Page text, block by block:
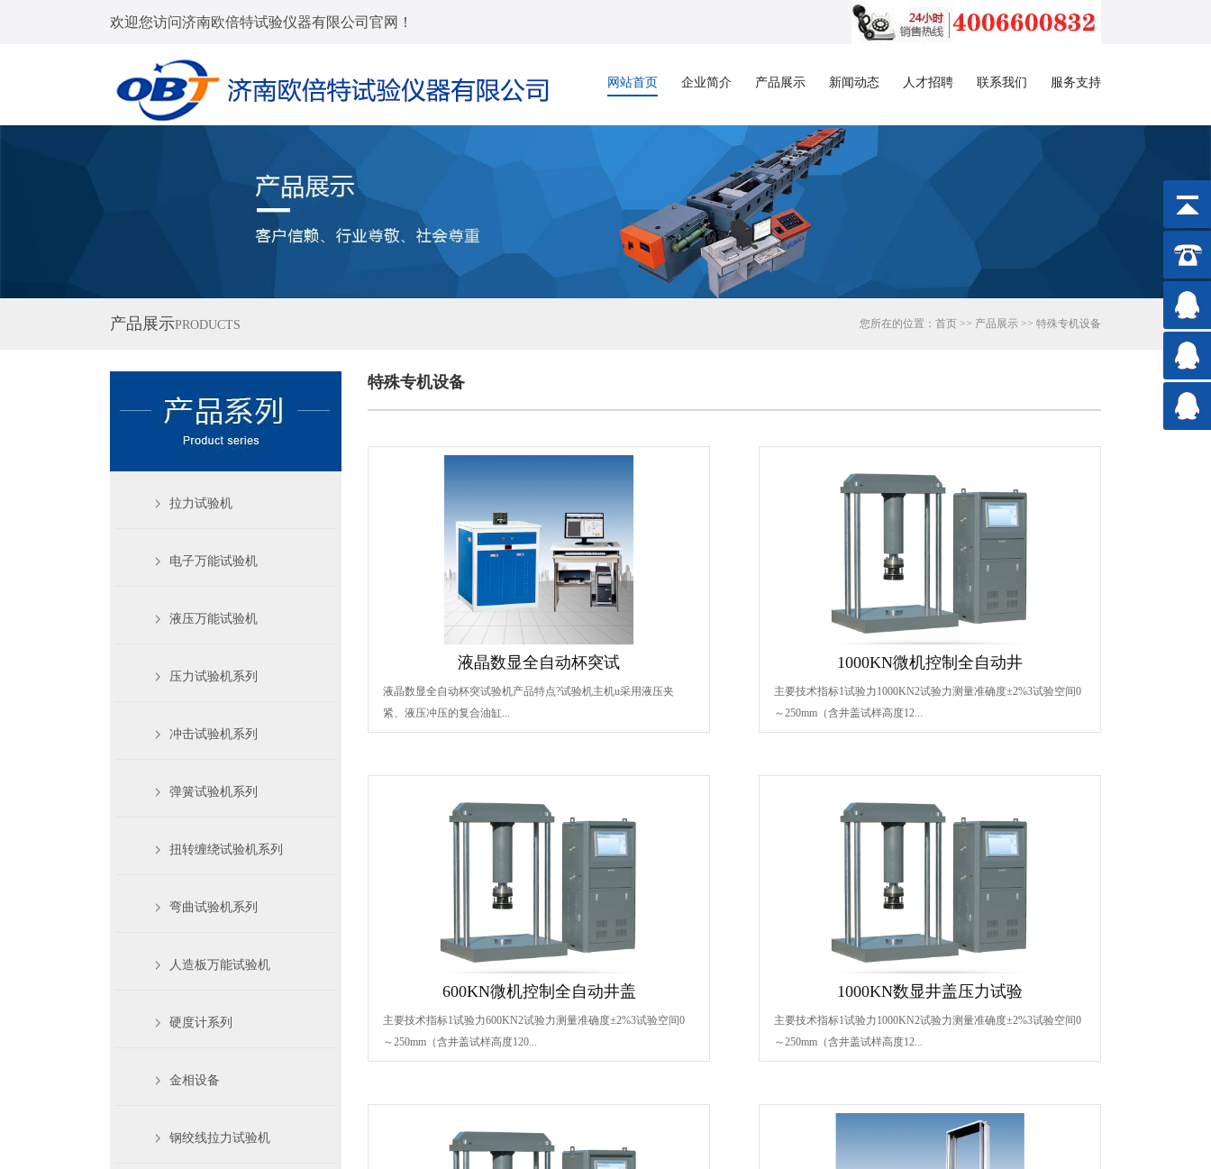
欢迎您访问济南欧倍特试验仪器有限公司官网！
网站首页 企业简介 产品展示 新闻动态 人才招聘 联系我们 服务支持
产品展示PRODUCTS 您所在的位置： 首页 >> 产品展示 >> 特殊专机设备
拉力试验机
电子万能试验机
液压万能试验机
压力试验机系列
冲击试验机系列
弹簧试验机系列
扭转缠绕试验机系列
弯曲试验机系列
人造板万能试验机
硬度计系列
金相设备
钢绞线拉力试验机
特殊专机设备
液晶数显全自动杯突试
液晶数显全自动杯突试验机产品特点?试验机主机u采用液压夹
紧、液压冲压的复合油缸...
1000KN微机控制全自动井
主要技术指标1试验力1000KN2试验力测量准确度±2%3试验空间0
～250mm（含井盖试样高度12...
600KN微机控制全自动井盖
主要技术指标1试验力600KN2试验力测量准确度±2%3试验空间0
～250mm（含井盖试样高度120...
1000KN数显井盖压力试验
主要技术指标1试验力1000KN2试验力测量准确度±2%3试验空间0
～250mm（含井盖试样高度12...